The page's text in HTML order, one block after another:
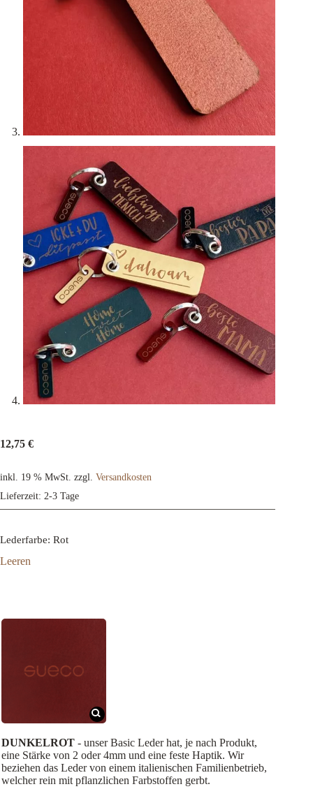
12,75 €
inkl. 19 % MwSt. zzgl. Versandkosten
Lieferzeit: 2-3 Tage
Lederfarbe: Rot
Leeren
DUNKELROT - unser Basic Leder hat, je nach Produkt,
eine Stärke von 2 oder 4mm und eine feste Haptik. Wir
beziehen das Leder von einem italienischen Familienbetrieb,
welcher rein mit pflanzlichen Farbstoffen gerbt.